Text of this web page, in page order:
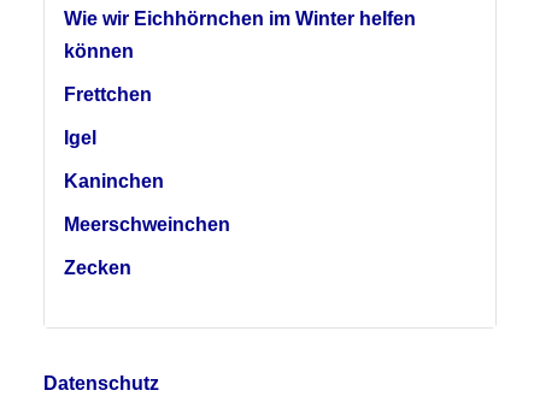
Wie wir Eichhörnchen im Winter helfen
können
Frettchen
Igel
Kaninchen
Meerschweinchen
Zecken
Datenschutz